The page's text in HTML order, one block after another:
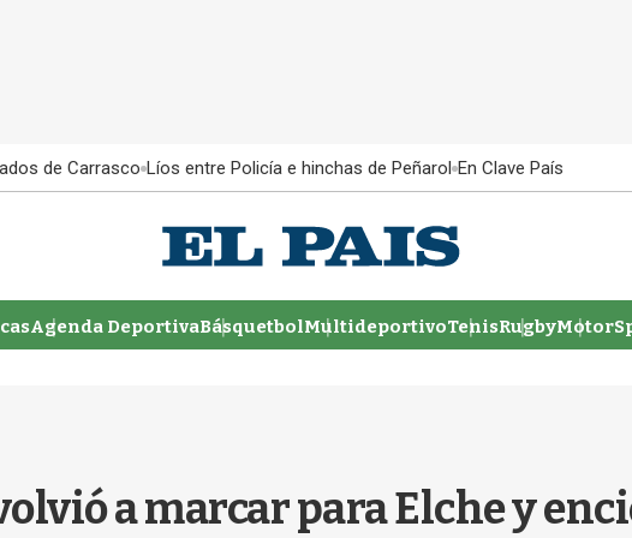
de Carrasco Líos entre Policía e hinchas de Peñarol En Clave País
Agenda DeportivaBásquetbolMultideportivoTenisRugby
a marcar para Elche y